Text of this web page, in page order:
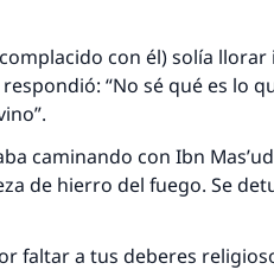
con él) solía
“No sé qué es lo
caminando con Ibn
de hierro del fuego. Se
faltar a tus deberes